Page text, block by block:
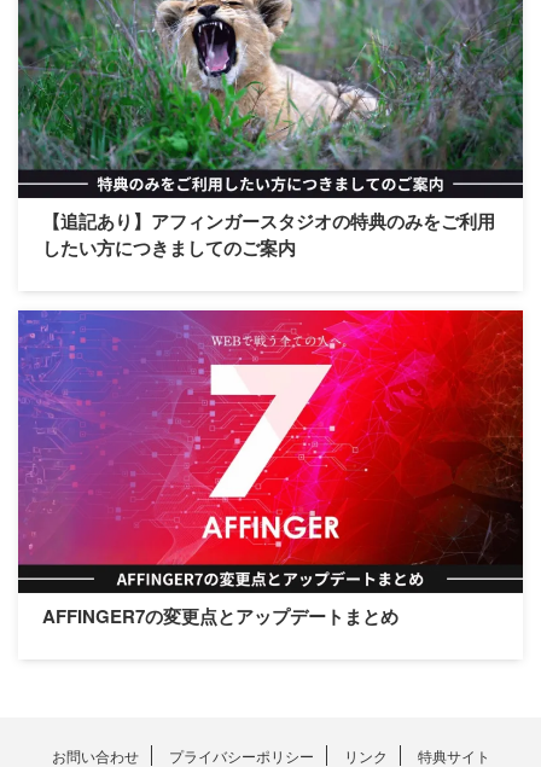
【追記あり】アフィンガースタジオの特典のみをご利用
したい方につきましてのご案内
AFFINGER7の変更点とアップデートまとめ
お問い合わせ プライバシーポリシー リンク 特典サイト